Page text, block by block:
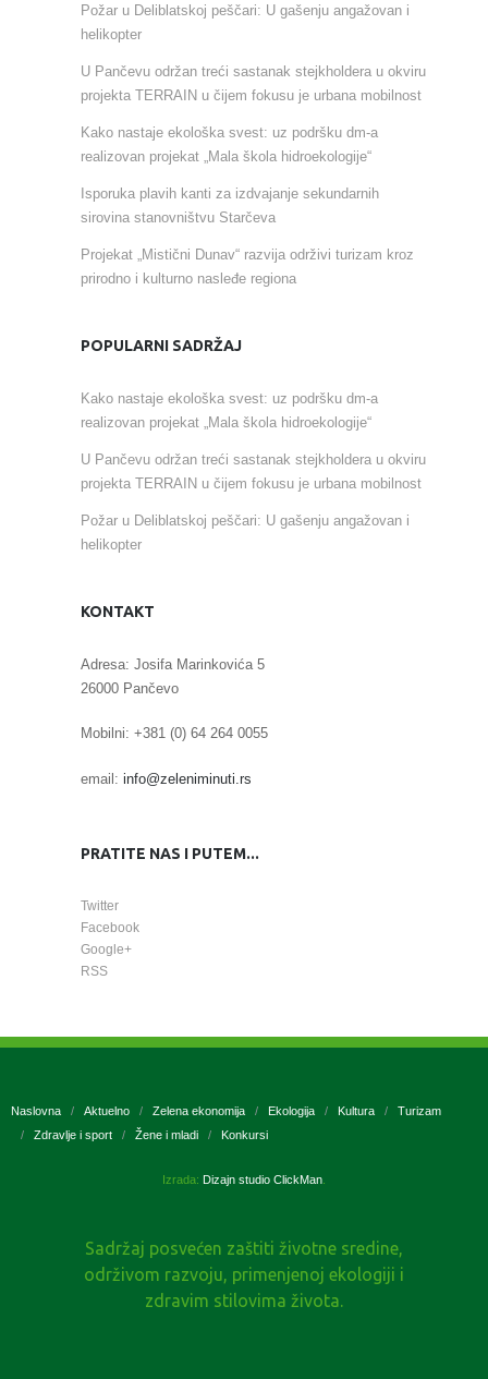
Požar u Deliblatskoj peščari: U gašenju angažovan i
helikopter
U Pančevu održan treći sastanak stejkholdera u okviru
projekta TERRAIN u čijem fokusu je urbana mobilnost
Kako nastaje ekološka svest: uz podršku dm-a
realizovan projekat „Mala škola hidroekologije“
Isporuka plavih kanti za izdvajanje sekundarnih
sirovina stanovništvu Starčeva
Projekat „Mistični Dunav“ razvija održivi turizam kroz
prirodno i kulturno nasleđe regiona
POPULARNI SADRŽAJ
Kako nastaje ekološka svest: uz podršku dm-a
realizovan projekat „Mala škola hidroekologije“
U Pančevu održan treći sastanak stejkholdera u okviru
projekta TERRAIN u čijem fokusu je urbana mobilnost
Požar u Deliblatskoj peščari: U gašenju angažovan i
helikopter
KONTAKT
Adresa: Josifa Marinkovića 5
26000 Pančevo
Mobilni: +381 (0) 64 264 0055
email: info@zeleniminuti.rs
PRATITE NAS I PUTEM...
Twitter
Facebook
Google+
RSS
Naslovna Aktuelno Zelena ekonomija Ekologija Kultura
Turizam
Zdravlje i sport
Žene i mladi Konkursi
Izrada: Dizajn studio ClickMan
Sadržaj posvećen zaštiti životne sredine,
održivom razvoju, primenjenoj ekologiji i
zdravim stilovima života.